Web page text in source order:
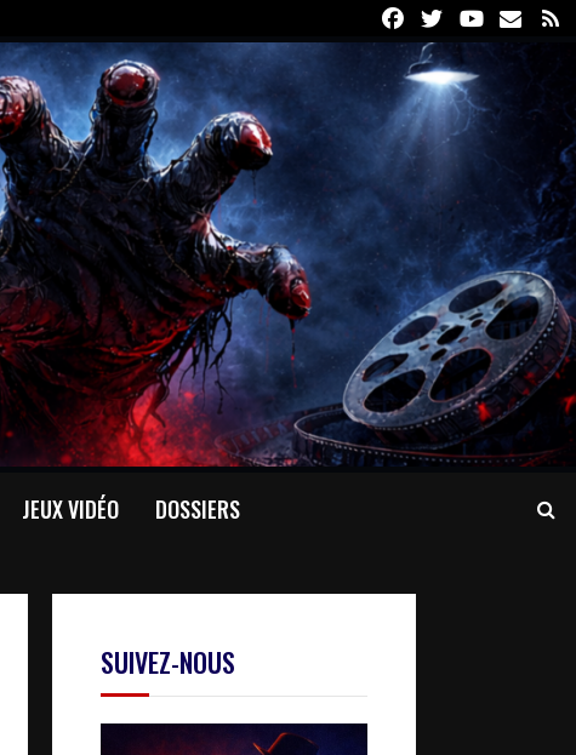
FacebookTwitterYoutube
Email
JEUX VIDÉO DOSSIERS
SUIVEZ-NOUS